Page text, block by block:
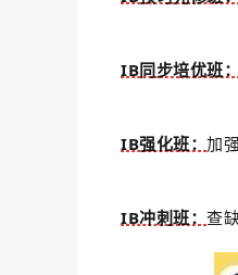
IB同步培优班：
IB强化班：加
IB冲刺班：查